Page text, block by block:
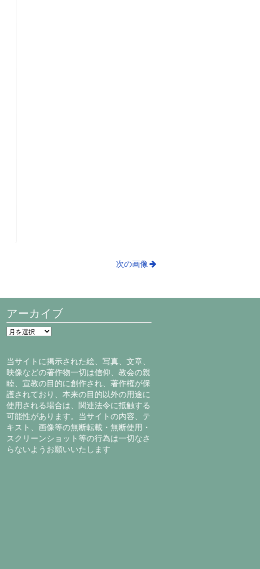
次の画像
アーカイブ
ア
ー
ブ
当サイトに掲示された絵、写真、文章、
映像などの著作物一切は信仰、教会の親
睦、宣教の目的に創作され、著作権が保
護されており、本来の目的以外の用途に
使用される場合は、関連法令に抵触する
可能性があります。当サイトの内容、テ
キスト、画像等の無断転載・無断使用・
スクリーンショット等の行為は一切なさ
らないようお願いいたします